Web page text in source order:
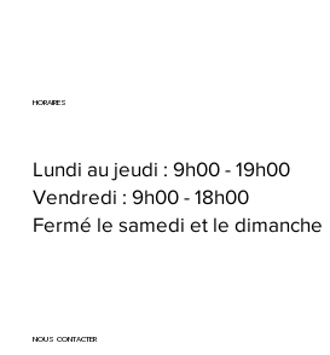
HORAIRES
Lundi au jeudi : 9h00 - 19h00
Vendredi : 9h00 - 18h00
Fermé le samedi et le dimanche
NOUS CONTACTER